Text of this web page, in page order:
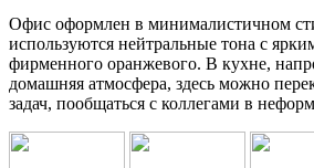
Офис оформлен в минималистичном
используются нейтральные тона с
фирменного оранжевого. В кухне,
домашняя атмосфера, здесь можно
задач, пообщаться с коллегами в